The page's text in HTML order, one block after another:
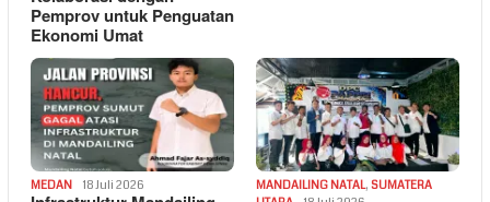
Pemprov untuk Penguatan
Ekonomi Umat
MEDAN 18 Juli 2026 MANDAILING NATAL, SUMATERA